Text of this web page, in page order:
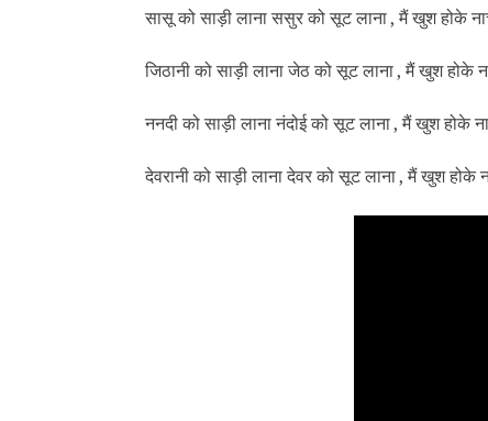
सासू को साड़ी लाना ससुर को सूट लाना , मैं खुश होके
जिठानी को साड़ी लाना जेठ को सूट लाना , मैं खुश होके
ननदी को साड़ी लाना नंदोई को सूट लाना , मैं खुश होके
देवरानी को साड़ी लाना देवर को सूट लाना , मैं खुश